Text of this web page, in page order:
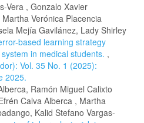
Vera , Gonzalo Xavier
Verónica Placencia
Mejía Gavilánez, Lady Shirley
based learning strategy
in medical students. ,
Vol. 35 No. 1 (2025):
2025.
Ramón Miguel Calixto
Calva Alberca , Martha
Kalid Stefano Vargas-